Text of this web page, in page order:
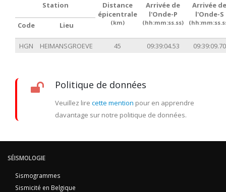
Station
Distance
épicentrale
(km)
Arrivée de
l'Onde-P
(hh:mm:ss.ss)
Arrivée de
l'Onde-S
Code Lieu
HGN HEIMANSGROEVE 45 09:39:04.53 09:39:09.70
Politique de données
Veuillez lire cette mention pour en apprendre
davantage sur notre politique de données.
SÉISMOLOGIE
Sismogrammes
Sismicité en Belgique